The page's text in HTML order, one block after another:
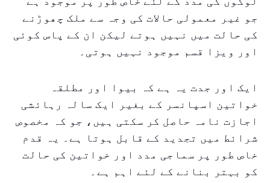
جو غیر معمولی حالات کی وجہ سے ملک چھوڑنے
کی حالت میں نہیں ہوتے لیکن ان کے پاس کوئی
اور ویزا قسم موجود نہیں ہوتی۔
ایک اور جدت یہ ہے کہ بیوا اور مطلقہ
خواتین اسپانسر کے بغیر ایک سالہ رہائشی
اجازت نامہ حاصل کر سکتی ہیں، جو کہ مخصوص
شرائط میں تجدید کے قابل ہوتا ہے۔ یہ قدم
خاص طور پر سماجی مدد اور خواتین کی حالت
کو بہتر بنانے کے لئے اہم ہے۔